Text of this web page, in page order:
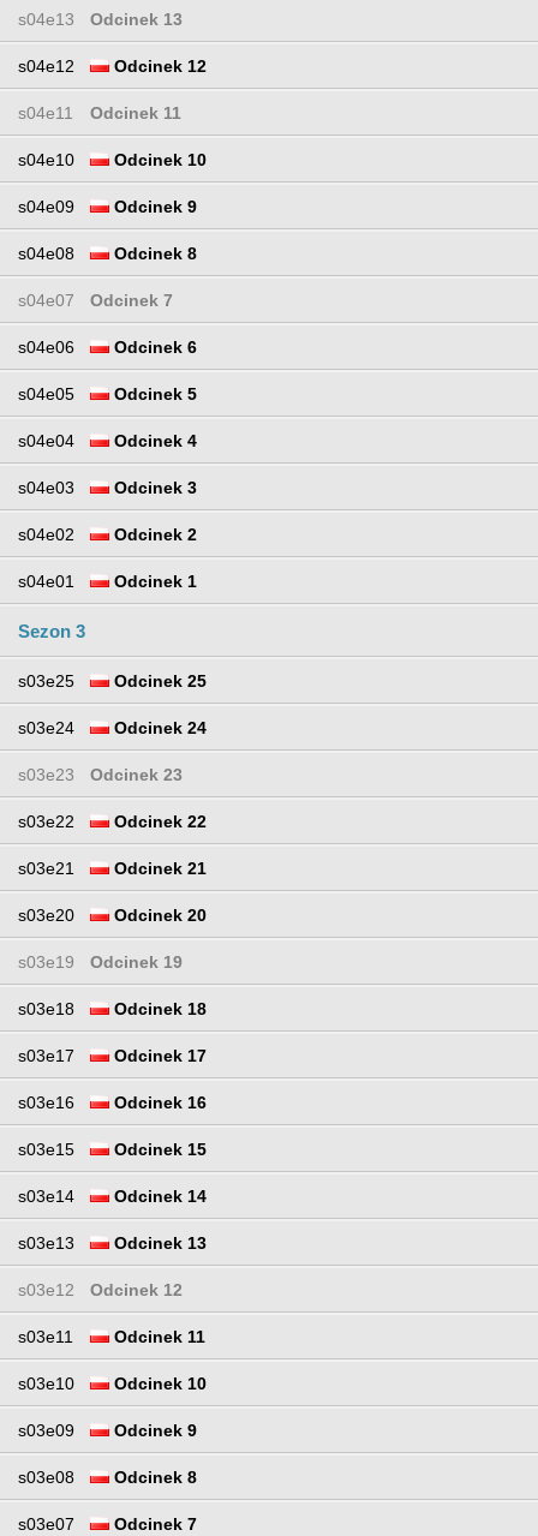
s04e13 Odcinek 13
s04e12 Odcinek 12
s04e11 Odcinek 11
s04e10 Odcinek 10
s04e09 Odcinek 9
s04e08 Odcinek 8
s04e07 Odcinek 7
s04e06 Odcinek 6
s04e05 Odcinek 5
s04e04 Odcinek 4
s04e03 Odcinek 3
s04e02 Odcinek 2
s04e01 Odcinek 1
Sezon 3
s03e25 Odcinek 25
s03e24 Odcinek 24
s03e23 Odcinek 23
s03e22 Odcinek 22
s03e21 Odcinek 21
s03e20 Odcinek 20
s03e19 Odcinek 19
s03e18 Odcinek 18
s03e17 Odcinek 17
s03e16 Odcinek 16
s03e15 Odcinek 15
s03e14 Odcinek 14
s03e13 Odcinek 13
s03e12 Odcinek 12
s03e11 Odcinek 11
s03e10 Odcinek 10
s03e09 Odcinek 9
s03e08 Odcinek 8
s03e07 Odcinek 7